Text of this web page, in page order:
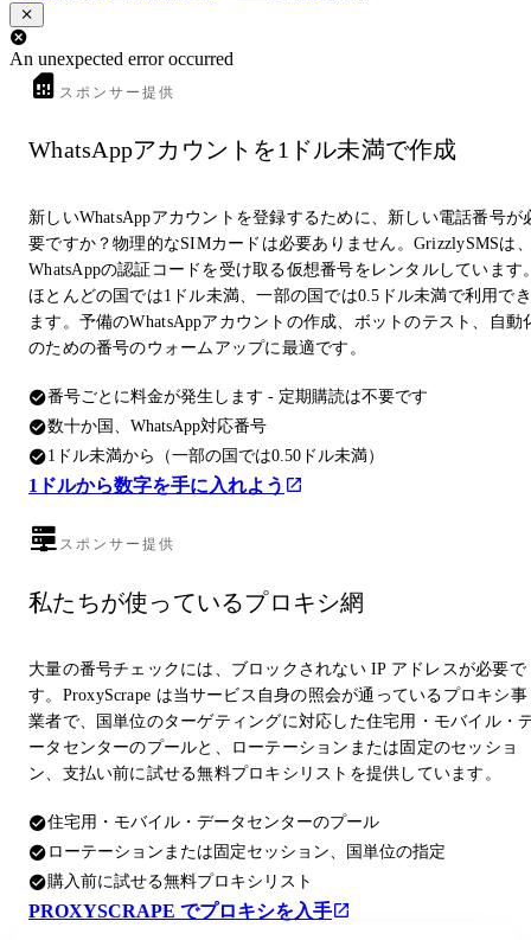
An unexpected error occurred
スポンサー提供
WhatsAppアカウントを1ドル未満で作成
新しいWhatsAppアカウントを登録するために、新しい電話番号が
要ですか？物理的なSIMカードは必要ありません。GrizzlySMSは
WhatsAppの認証コードを受け取る仮想番号をレンタルしています
ほとんどの国では1ドル未満、一部の国では0.5ドル未満で利用でき
ます。予備のWhatsAppアカウントの作成、ボットのテスト、自動
のための番号のウォームアップに最適です。
番号ごとに料金が発生します - 定期購読は不要です
数十か国、WhatsApp対応番号
1ドル未満から（一部の国では0.50ドル未満）
1ドルから数字を手に入れよう
スポンサー提供
私たちが使っているプロキシ網
大量の番号チェックには、ブロックされない IP アドレスが必要で
す。ProxyScrape は当サービス自身の照会が通っているプロキシ事
業者で、国単位のターゲティングに対応した住宅用・モバイル・
ータセンターのプールと、ローテーションまたは固定のセッショ
ン、支払い前に試せる無料プロキシリストを提供しています。
住宅用・モバイル・データセンターのプール
ローテーションまたは固定セッション、国単位の指定
購入前に試せる無料プロキシリスト
PROXYSCRAPE でプロキシを入手